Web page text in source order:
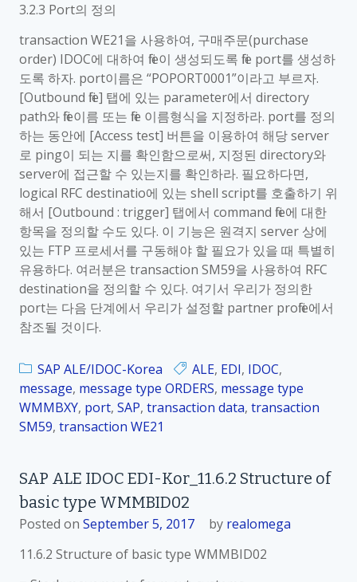
3.2.3 Port의 정의
transaction WE21을 사용하여, 구매주문(purchase
order) IDOC에 대하여 file이 생성되도록 file port를 생성하
도록 하자. port이름은 “POPORT0001”이라고 부르자.
[Outbound file] 탭에 있는 parameter에서 directory
path와 file이름 또는 file 이름형식을 지정하라. port를 정의
하는 동안에 [Access test] 버튼을 이용하여 해당 server
로 ping이 되는 지를 확인함으로써, 지정된 directory와
server에 접근할 수 있는지를 확인하라. 필요하다면,
logical RFC destinatio에 있는 shell script를 호출하기 위
해서 [Outbound : trigger] 탭에서 command file에 대한
항목을 정의할 수도 있다. 이 기능은 원격지 server 상에
있는 FTP 프로세서를 구동해야 할 필요가 있을 때 특별히
유용하다. 여러분은 transaction SM59을 사용하여 RFC
destination을 정의할 수 있다. 여기서 우리가 정의한
port는 다음 단계에서 우리가 설정할 partner profile에서
참조될 것이다.
SAP ALE/IDOC-Korea ALE, EDI, IDOC,
message, message type ORDERS, message type
WMMBXY, port, SAP, transaction data, transaction
SM59, transaction WE21
SAP ALE IDOC EDI-Kor_11.6.2 Structure of
basic type WMMBID02
Posted on September 5, 2017 by realomega
11.6.2 Structure of basic type WMMBID02